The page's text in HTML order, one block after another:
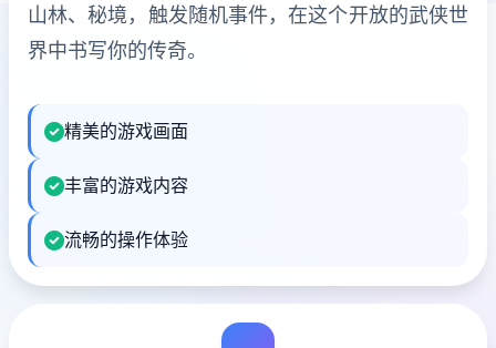
山林、秘境，触发随机事件，在这个开放的武侠世
界中书写你的传奇。
精美的游戏画面
丰富的游戏内容
流畅的操作体验